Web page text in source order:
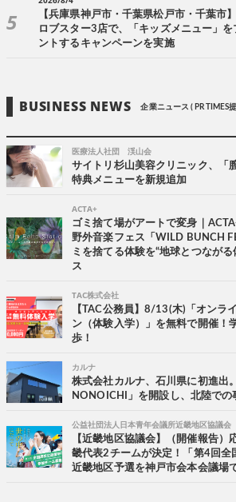
【兵庫県神戸市・千葉県松戸市・千葉市
ロブスター3店で、「キッズメニュー」を
ントするキャンペーンを実施
BUSINESS NEWS 企業ニュース ( PR TIMES
医療法人社団 渓山会
サイトリ杉山美容クリニック、「
特典メニューを新規追加
ACTA+
ゴミ捨て場がアートで変身｜
野外音楽フェス「WILD BUNCH
ミを捨てる体験を“地球とつなが
ス
TAC株式会社
【TAC公務員】8/13(木)「オンラ
ン（体験入学）」を無料で開催！
歩！
カルナ
株式会社カルナ、石川県に初進出
NONOICHI」を開設し、北陸での
公益社団法人日本青年会議所近畿地区協議会
【近畿地区協議会】（開催報告）
畿代表2チームが決定！「第4回全
近畿地区予選を神戸市会本会議場